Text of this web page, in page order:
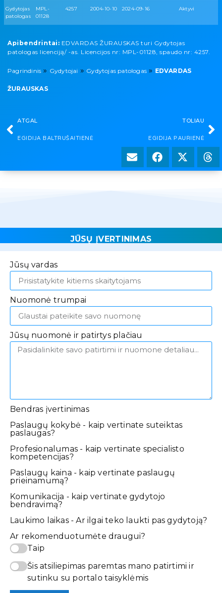
Gydytojas
patologas
MPL-
01128
4257 2004-10-10 2024-09-16 Aktyvi
Apibendrintai: EDVARDAS ŽURAUSKAS turi Gydytojas
patologas licenciją/ -as. Licencijos nr: MPL-01128, spaudo nr: 4257.
Pagrindinis » Gydytojai » Gydytojas patologas » EDVARDAS
ŽURAUSKAS
ATGAL
EGIDIJA BALTRUŠAITIENĖ
TOLIAU
EGIDIJA PAURIENĖ
JŪSŲ ĮVERTINIMAS
Jūsų vardas
Nuomonė trumpai
Jūsų nuomonė ir patirtys plačiau
Bendras įvertinimas
Paslaugų kokybė - kaip vertinate suteiktas
paslaugas?
Profesionalumas - kaip vertinate specialisto
kompetencijas?
Paslaugų kaina - kaip vertinate paslaugų
prieinamumą?
Komunikacija - kaip vertinate gydytojo
bendravimą?
Laukimo laikas - Ar ilgai teko laukti pas gydytoją?
Ar rekomenduotumėte draugui?
Taip
Šis atsiliepimas paremtas mano patirtimi ir
sutinku su portalo taisyklėmis